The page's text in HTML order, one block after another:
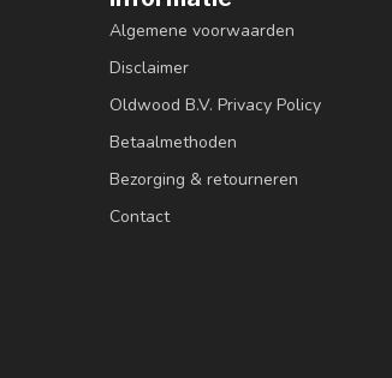
Algemene voorwaarden
Disclaimer
Oldwood B.V. Privacy Policy
Betaalmethoden
Bezorging & retourneren
Contact